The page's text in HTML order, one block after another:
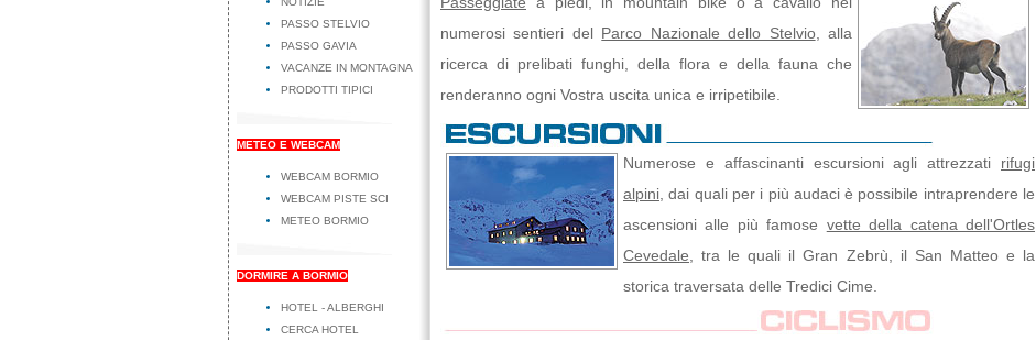
numerosi sentieri del Parco Nazionale dello Stelvio, alla
ricerca di prelibati funghi, della flora e della fauna che
renderanno ogni Vostra uscita unica e irripetibile.
Numerose e affascinanti escursioni agli attrezzati rifugi
alpini , dai quali per i più audaci è possibile intraprendere le
ascensioni alle più famose vette della catena dell'Ortles
Cevedale , tra le quali il Gran Zebrù, il San Matteo e la
storica traversata delle Tredici Cime.
PASSO STELVIO
PASSO GAVIA
VACANZE IN MONTAGNA
PRODOTTI TIPICI
METEO E WEBCAM
WEBCAM BORMIO
WEBCAM PISTE SCI
METEO BORMIO
DORMIRE A BORMIO
HOTEL - ALBERGHI
CERCA HOTEL